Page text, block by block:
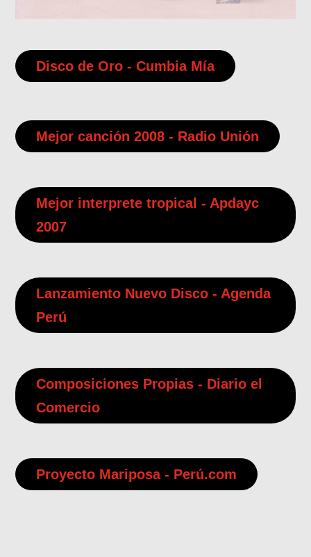
Disco de Oro - Cumbia Mía
Mejor canción 2008 - Radio Unión
Mejor interprete tropical - Apdayc
2007
Lanzamiento Nuevo Disco - Agenda
Perú
Composiciones Propias - Diario el
Comercio
Proyecto Mariposa - Perú.com